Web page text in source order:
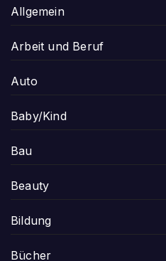
Allgemein
Arbeit und Beruf
Auto
Baby/Kind
Bau
Beauty
Bildung
Bücher